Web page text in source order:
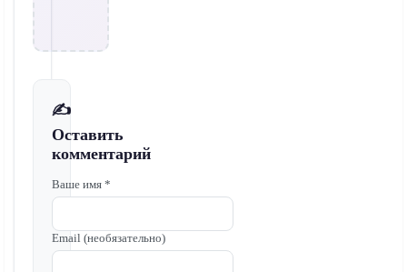
✍️
Оставить
комментарий
Ваше имя *
Email (необязательно)